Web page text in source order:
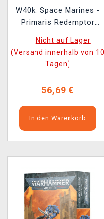
W40k: Space Marines -
Primaris Redemptor
Nicht auf Lager
(Versand innerhalb von 10
Tagen)
56,69 €
In den Warenkorb